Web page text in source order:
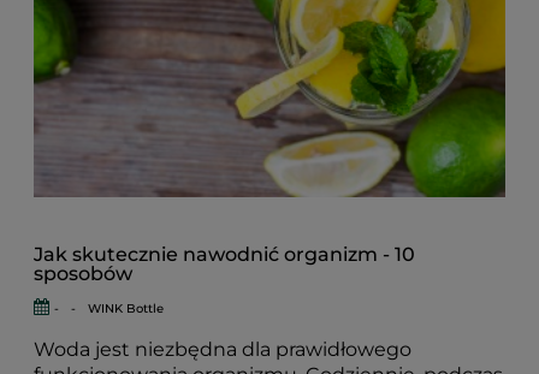
Jak skutecznie nawodnić organizm - 10
sposobów
- - WINK Bottle
Woda jest niezbędna dla prawidłowego